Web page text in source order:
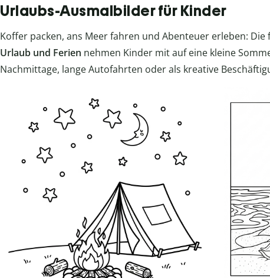
Urlaubs-Ausmalbilder für Kinder
Koffer packen, ans Meer fahren und Abenteuer erleben: Die
Urlaub und Ferien nehmen Kinder mit auf eine kleine
Nachmittage, lange Autofahrten oder als kreative